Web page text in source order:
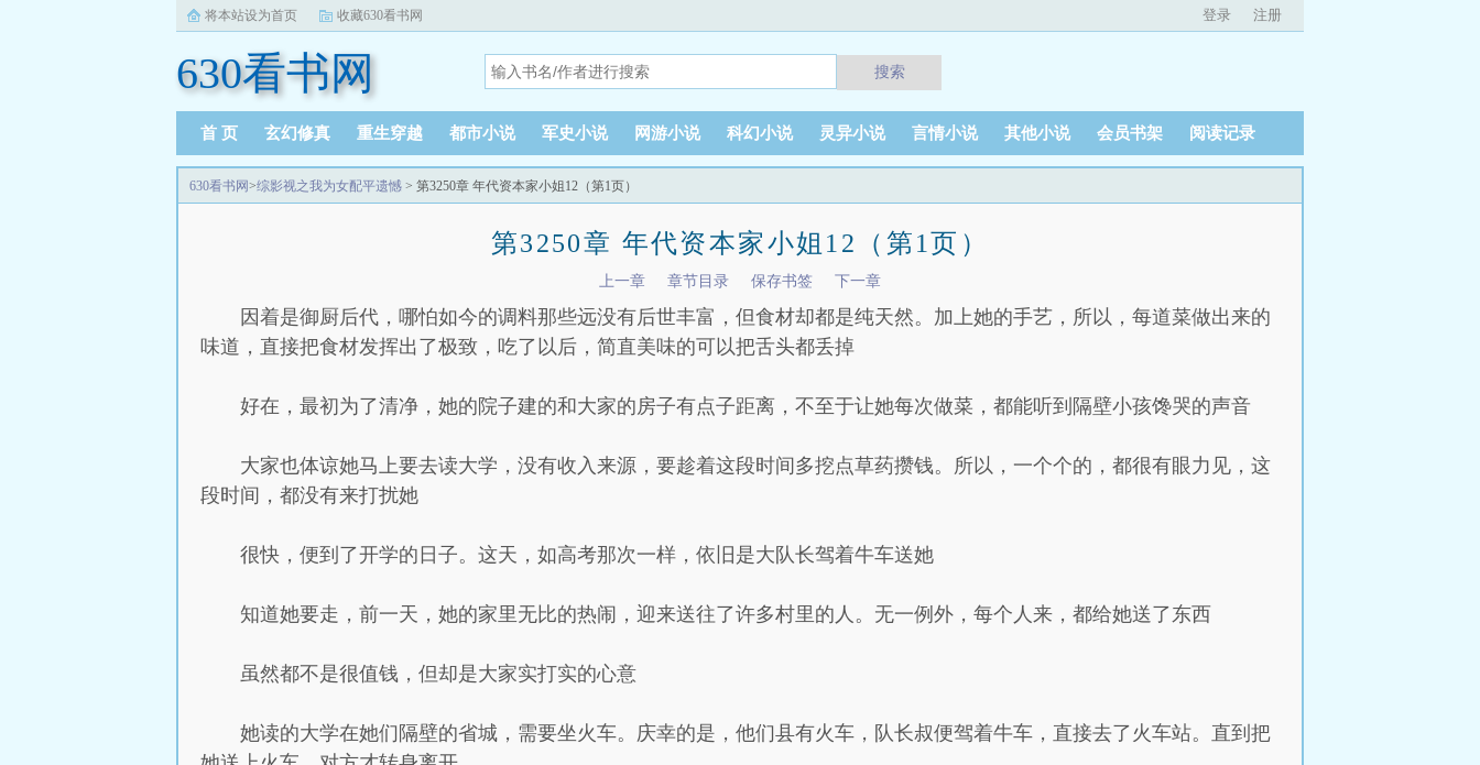
将本站设为首页 收藏630看书网 登录 注册
630看书网 搜索
首 页 玄幻修真 重生穿越 都市小说 军史小说 网游小说 科幻小说 灵异小说 言情小说 其他小说 会员书架 阅读记录
630看书网>综影视之我为女配平遗憾 > 第3250章 年代资本家小姐12（第1页）
第3250章 年代资本家小姐12（第1页）
上一章 章节目录 保存书签 下一章
因着是御厨后代，哪怕如今的调料那些远没有后世丰富，但食材却都是纯天然。加上她的手艺，所以，每道菜做出来的
味道，直接把食材发挥出了极致，吃了以后，简直美味的可以把舌头都丢掉
好在，最初为了清净，她的院子建的和大家的房子有点子距离，不至于让她每次做菜，都能听到隔壁小孩馋哭的声音
大家也体谅她马上要去读大学，没有收入来源，要趁着这段时间多挖点草药攒钱。所以，一个个的，都很有眼力见，这
段时间，都没有来打扰她
很快，便到了开学的日子。这天，如高考那次一样，依旧是大队长驾着牛车送她
知道她要走，前一天，她的家里无比的热闹，迎来送往了许多村里的人。无一例外，每个人来，都给她送了东西
虽然都不是很值钱，但却是大家实打实的心意
她读的大学在她们隔壁的省城，需要坐火车。庆幸的是，他们县有火车，队长叔便驾着牛车，直接去了火车站。直到把